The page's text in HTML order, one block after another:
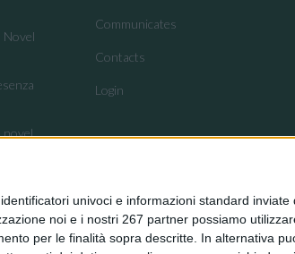
univoci e informazioni standard inviate
noi e i nostri 267 partner possiamo
per le finalità sopra descritte. In alternativa
Novel
novel
909
nei
Communicates
Contacts
Login